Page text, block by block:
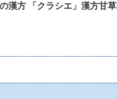
漢方 「クラシエ」漢方甘